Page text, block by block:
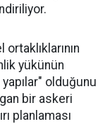
yükünün
yapılar" olduğunu
bir askeri
planlaması